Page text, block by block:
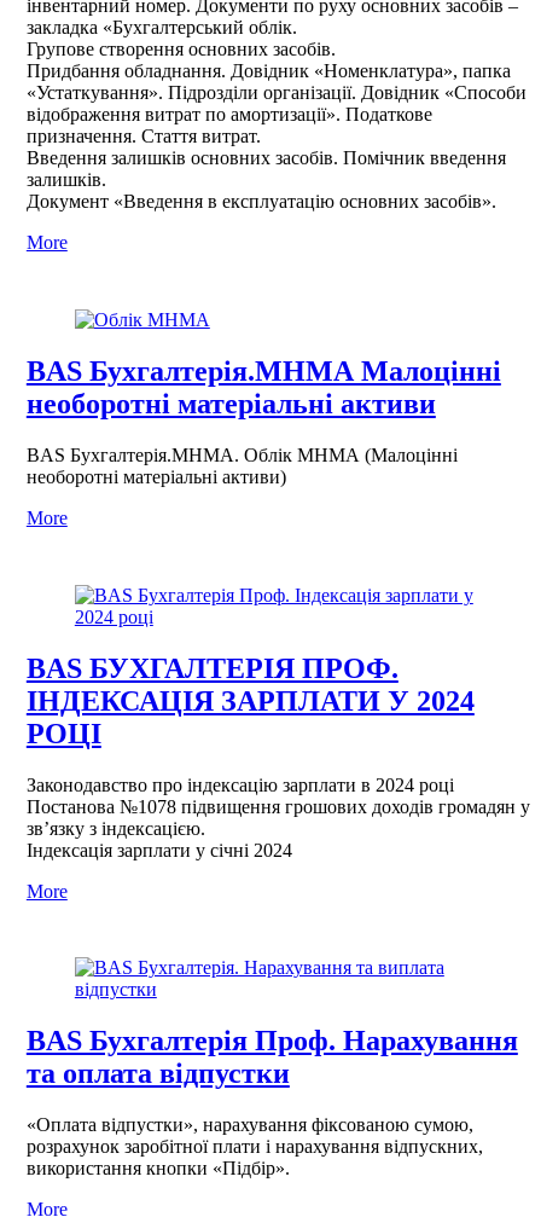
інвентарний номер. Документи по руху основних засобів –
закладка «Бухгалтерський облік.
Групове створення основних засобів.
Придбання обладнання. Довідник «Номенклатура», папка
«Устаткування». Підрозділи організації. Довідник «Способи
відображення витрат по амортизації». Податкове
призначення. Стаття витрат.
Введення залишків основних засобів. Помічник введення
залишків.
Документ «Введення в експлуатацію основних засобів».
More
BAS Бухгалтерія.МНМА Малоцінні
необоротні матеріальні активи
BAS Бухгалтерія.МНМА. Облік МНМА (Малоцінні
необоротні матеріальні активи)
More
BAS БУХГАЛТЕРІЯ ПРОФ.
ІНДЕКСАЦІЯ ЗАРПЛАТИ У 2024
РОЦІ
Законодавство про індексацію зарплати в 2024 році
Постанова №1078 підвищення грошових доходів громадян у
зв’язку з індексацією.
Індексація зарплати у січні 2024
More
BAS Бухгалтерія Проф. Нарахування
та оплата відпустки
«Оплата відпустки», нарахування фіксованою сумою,
розрахунок заробітної плати і нарахування відпускних,
використання кнопки «Підбір».
More